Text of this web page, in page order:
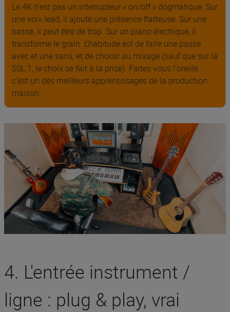
Le 4K n'est pas un interrupteur « on/off » dogmatique. Sur
une voix lead, il ajoute une présence flatteuse. Sur une
basse, il peut être de trop. Sur un piano électrique, il
transforme le grain. L'habitude est de faire une passe
avec et une sans, et de choisir au mixage (sauf que sur la
SSL 1, le choix se fait à la prise). Faites-vous l'oreille :
c'est un des meilleurs apprentissages de la production
maison.
4. L'entrée instrument /
ligne : plug & play, vrai